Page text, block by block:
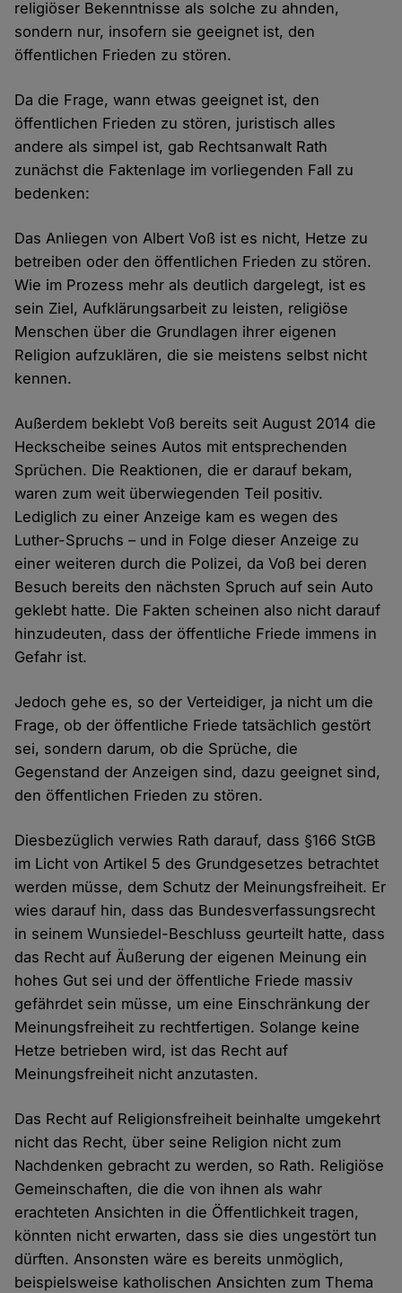
religiöser Bekenntnisse als solche zu ahnden,
sondern nur, insofern sie geeignet ist, den
öffentlichen Frieden zu stören.
Da die Frage, wann etwas geeignet ist, den
öffentlichen Frieden zu stören, juristisch alles
andere als simpel ist, gab Rechtsanwalt Rath
zunächst die Faktenlage im vorliegenden Fall zu
bedenken:
Das Anliegen von Albert Voß ist es nicht, Hetze zu
betreiben oder den öffentlichen Frieden zu stören.
Wie im Prozess mehr als deutlich dargelegt, ist es
sein Ziel, Aufklärungsarbeit zu leisten, religiöse
Menschen über die Grundlagen ihrer eigenen
Religion aufzuklären, die sie meistens selbst nicht
kennen.
Außerdem beklebt Voß bereits seit August 2014 die
Heckscheibe seines Autos mit entsprechenden
Sprüchen. Die Reaktionen, die er darauf bekam,
waren zum weit überwiegenden Teil positiv.
Lediglich zu einer Anzeige kam es wegen des
Luther-Spruchs – und in Folge dieser Anzeige zu
einer weiteren durch die Polizei, da Voß bei deren
Besuch bereits den nächsten Spruch auf sein Auto
geklebt hatte. Die Fakten scheinen also nicht darauf
hinzudeuten, dass der öffentliche Friede immens in
Gefahr ist.
Jedoch gehe es, so der Verteidiger, ja nicht um die
Frage, ob der öffentliche Friede tatsächlich gestört
sei, sondern darum, ob die Sprüche, die
Gegenstand der Anzeigen sind, dazu geeignet sind,
den öffentlichen Frieden zu stören.
Diesbezüglich verwies Rath darauf, dass §166 StGB
im Licht von Artikel 5 des Grundgesetzes betrachtet
werden müsse, dem Schutz der Meinungsfreiheit. Er
wies darauf hin, dass das Bundesverfassungsrecht
in seinem Wunsiedel-Beschluss geurteilt hatte, dass
das Recht auf Äußerung der eigenen Meinung ein
hohes Gut sei und der öffentliche Friede massiv
gefährdet sein müsse, um eine Einschränkung der
Meinungsfreiheit zu rechtfertigen. Solange keine
Hetze betrieben wird, ist das Recht auf
Meinungsfreiheit nicht anzutasten.
Das Recht auf Religionsfreiheit beinhalte umgekehrt
nicht das Recht, über seine Religion nicht zum
Nachdenken gebracht zu werden, so Rath. Religiöse
Gemeinschaften, die die von ihnen als wahr
erachteten Ansichten in die Öffentlichkeit tragen,
könnten nicht erwarten, dass sie dies ungestört tun
dürften. Ansonsten wäre es bereits unmöglich,
beispielsweise katholischen Ansichten zum Thema